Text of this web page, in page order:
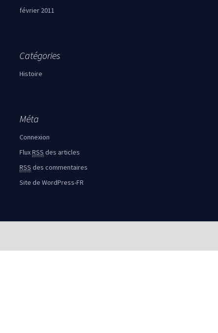
février 2011
Catégories
Histoire
Méta
Connexion
FluxRSS des articles
RSS des commentaires
Site de WordPress-FR